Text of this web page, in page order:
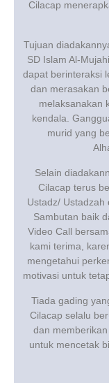
Cilacap
Tujuan
SD Islam Al-
dapat berinteraksi
dan merasakan
melaksanakan
kendala.
murid yang
Selain
Cilacap terus
Ustadz/ Ustadzah
Sambutan baik
Video Call
kami terima,
mengetahui
motivasi untuk
Tiada gading
Cilacap selalu
dan
untuk mencetak